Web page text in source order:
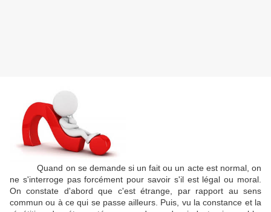
Quand on se demande si un fait ou un acte est normal, on
ne s'interroge pas forcément pour savoir s'il est légal ou moral.
On constate d'abord que c'est étrange, par rapport au sens
commun ou à ce qui se passe ailleurs. Puis, vu la constance et la